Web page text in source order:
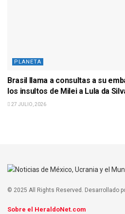
PLANETA
Brasil llama a consultas a su
los insultos de Milei a Lula da
27 JULIO, 2026
© 2025 All Rights Reserved. Desarrollado
Sobre el HeraldoNet.com